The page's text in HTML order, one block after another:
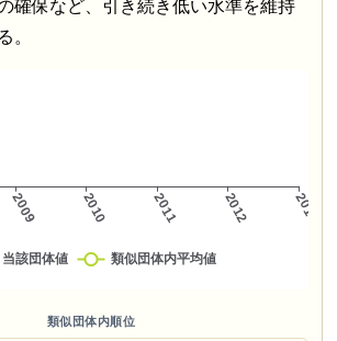
確保など、引き続き低い水準を維持
。
類似団体内順位